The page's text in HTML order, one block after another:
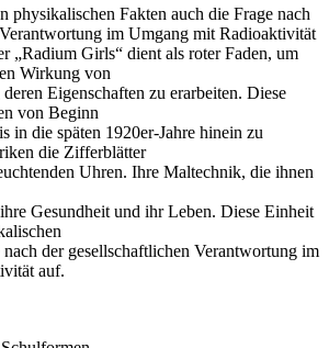
physikalischen Fakten auch die Frage nach
im Umgang mit Radioaktivität
„Radium Girls“ dient als roter Faden, um
Wirkung von
Eigenschaften zu erarbeiten. Diese
von Beginn
in die späten 1920er-Jahre hinein zu
die Zifferblätter
Uhren. Ihre Maltechnik, die ihnen
Gesundheit und ihr Leben. Diese Einheit
der gesellschaftlichen Verantwortung im
auf.